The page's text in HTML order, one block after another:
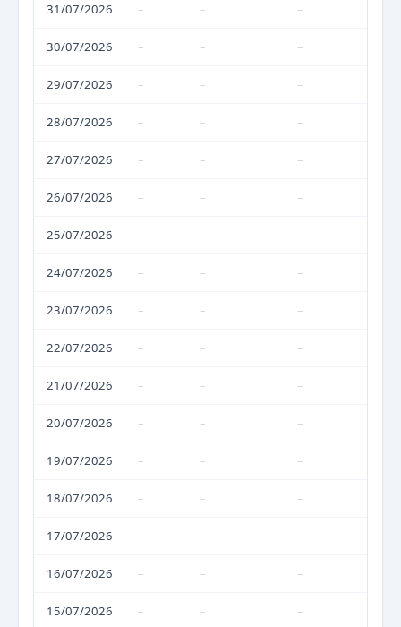
31/07/2026 – – –
30/07/2026 – – –
29/07/2026 – – –
28/07/2026 – – –
27/07/2026 – – –
26/07/2026 – – –
25/07/2026 – – –
24/07/2026 – – –
23/07/2026 – – –
22/07/2026 – – –
21/07/2026 – – –
20/07/2026 – – –
19/07/2026 – – –
18/07/2026 – – –
17/07/2026 – – –
16/07/2026 – – –
15/07/2026 – – –